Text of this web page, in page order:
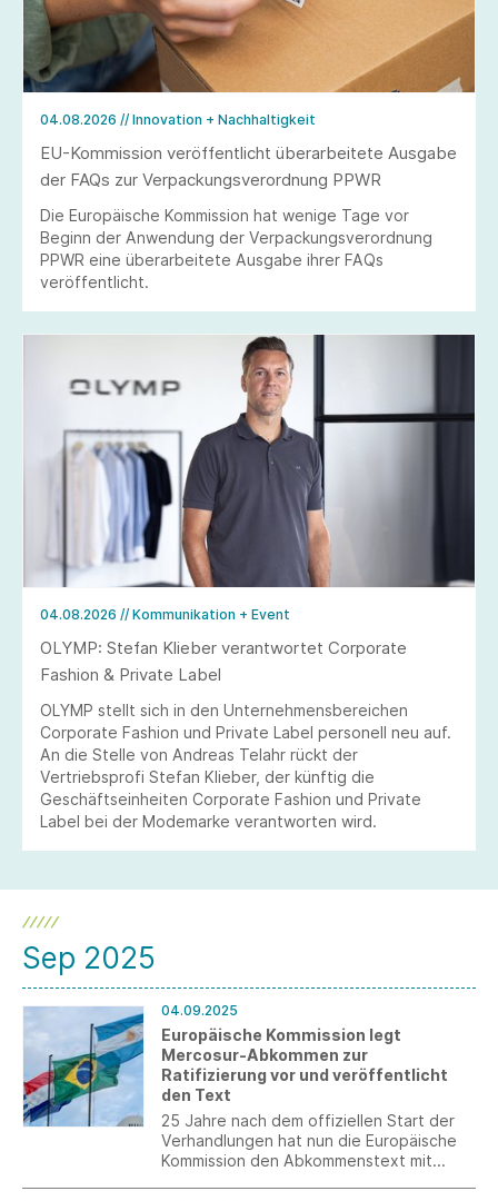
04.08.2026 // Innovation + Nachhaltigkeit
EU-Kommission veröffentlicht überarbeitete Ausgabe
der FAQs zur Verpackungsverordnung PPWR
Die Europäische Kommission hat wenige Tage vor
Beginn der Anwendung der Verpackungsverordnung
PPWR eine überarbeitete Ausgabe ihrer FAQs
veröffentlicht.
04.08.2026 // Kommunikation + Event
OLYMP: Stefan Klieber verantwortet Corporate
Fashion & Private Label
OLYMP stellt sich in den Unternehmensbereichen
Corporate Fashion und Private Label personell neu auf.
An die Stelle von Andreas Telahr rückt der
Vertriebsprofi Stefan Klieber, der künftig die
Geschäftseinheiten Corporate Fashion und Private
Label bei der Modemarke verantworten wird.
Sep 2025
04.09.2025
Europäische Kommission legt
Mercosur-Abkommen zur
Ratifizierung vor und veröffentlicht
den Text
25 Jahre nach dem offiziellen Start der
Verhandlungen hat nun die Europäische
Kommission den Abkommenstext mit